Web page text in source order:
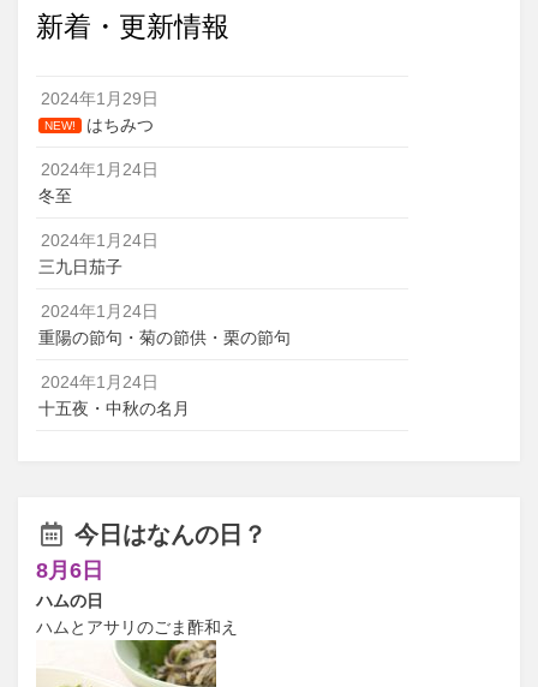
新着・更新情報
2024年1月29日
NEW! はちみつ
2024年1月24日
冬至
2024年1月24日
三九日茄子
2024年1月24日
重陽の節句・菊の節供・栗の節句
2024年1月24日
十五夜・中秋の名月
今日はなんの日？
8月6日
ハムの日
ハムとアサリのごま酢和え